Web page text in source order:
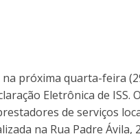
próxima quarta-feira
Eletrônica de
de serviços
na Rua Padre Ávila,